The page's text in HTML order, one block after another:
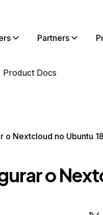
Partners
Product Docs
o Nextcloud no Ubuntu
o